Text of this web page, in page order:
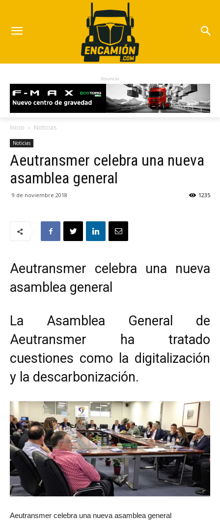
Anuncio
Inicio Noticias
Noticias
Aeutransmer celebra una nueva
asamblea general
9 de noviembre 2018 1235
Aeutransmer celebra una nueva
asamblea general
La Asamblea General de
Aeutransmer ha tratado
cuestiones como la digitalización
y la descarbonización.
Aeutransmer celebra una nueva asamblea general